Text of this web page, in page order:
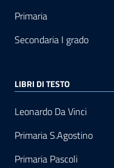
Primaria
Secondaria I grado
LIBRI DI TESTO
Leonardo Da Vinci
Primaria S.Agostino
Primaria Pascoli